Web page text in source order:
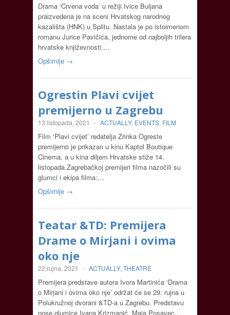
Drama ‘Crvena voda’ u režiji Ivice Buljana
praizvedena je na sceni Hrvatskog narodnog
kazališta (HNK) u Splitu. Nastala je po istoimenom
romanu Jurice Pavičića, jednome od najboljih trilera
hrvatske književnosti,…
Opširnije →
Ogrestin Plavi cvijet
premijerno u Zagrebu
13 listopada, 2021 - ACTUALLY, EVENTS, FILM
Film ‘Plavi cvijet’ redatelja Zrinka Ogreste
premijerno je prikazan u kinu Kaptol Boutique
Cinema, a u kina diljem Hrvatske stiže 14.
listopada.Zagrebačkoj premijeri filma nazočili su
glumci i ekipa filma:…
Opširnije →
Teatar &TD: Premijera
Drame o Mirjani i ovima
oko nje
22 rujna, 2021 - ACTUALLY, THEATRE
Premijera predstave autora Ivora Martinića ‘Drama
o Mirjani i ovima oko nje’ održat će se 29. rujna u
Polukružnoj dvorani &TD-a u Zagrebu. Predstavu
nose glumice Ivana Krizmanić, Maja Posavec…